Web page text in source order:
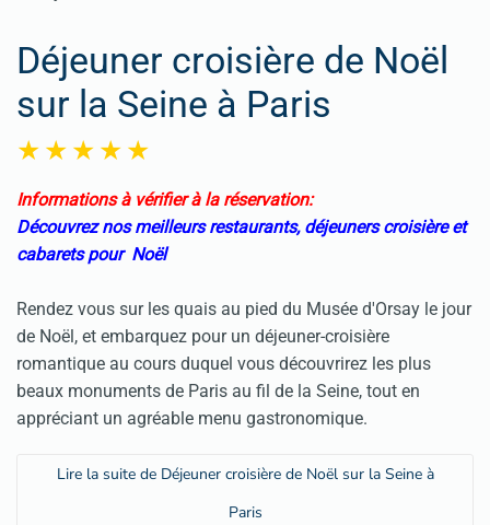
Déjeuner croisière de Noël
sur la Seine à Paris
Informations à vérifier à la réservation:
Découvrez nos meilleurs restaurants, déjeuners croisière et
cabarets pour Noël
Rendez vous sur les quais au pied du Musée d'Orsay le jour
de Noël, et embarquez pour un déjeuner-croisière
romantique au cours duquel vous découvrirez les plus
beaux monuments de Paris au fil de la Seine, tout en
appréciant un agréable menu gastronomique.
Lire la suite de Déjeuner croisière de Noël sur la Seine à
Paris